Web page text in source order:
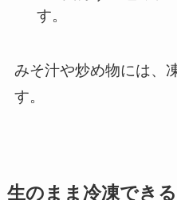
す。
みそ汁や炒め物には、
す。
生のまま冷凍できる